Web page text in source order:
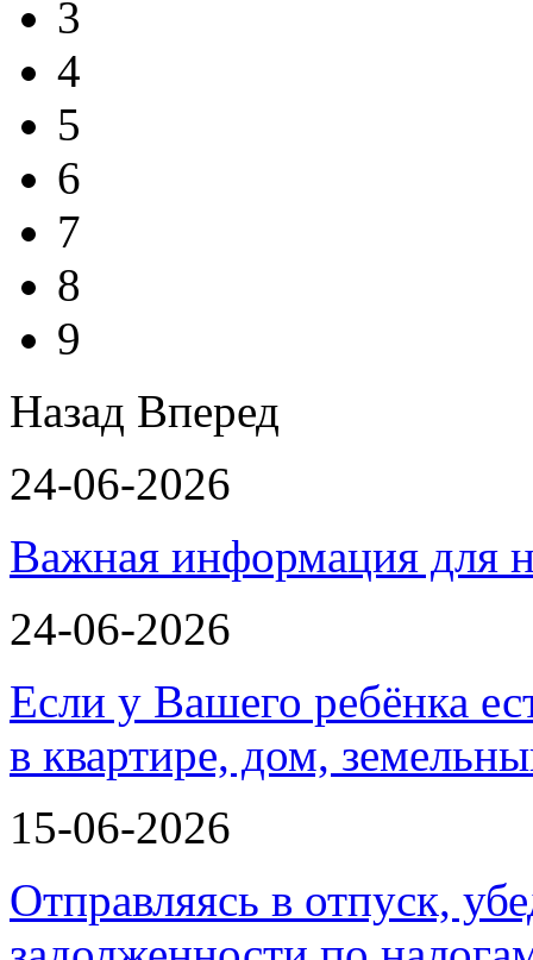
3
4
5
6
7
8
9
Назад Вперед
24-06-2026
Важная информация для
24-06-2026
Если у Вашего ребёнка
в квартире, дом,
15-06-2026
Отправляясь в отпуск,